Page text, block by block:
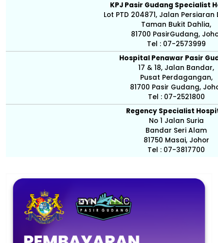
KPJ Pasir Gudang Specialist
Lot PTD 204871, Jalan
Taman Bukit Dahlia,
81700 PasirGudang,
Tel : 07-2573999
Hospital Penawar Pasir
17 & 18, Jalan Bandar,
Pusat Perdagangan,
81700 Pasir Gudang,
Tel : 07-2521800
Regency Specialist
No 1 Jalan Suria
Bandar Seri Alam
81750 Masai, Johor
Tel : 07-3817700